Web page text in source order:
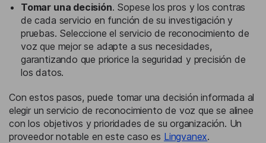
Tomar una decisión. Sopese los pros y los contras
de cada servicio en función de su investigación y
pruebas. Seleccione el servicio de reconocimiento de
voz que mejor se adapte a sus necesidades,
garantizando que priorice la seguridad y precisión de
los datos.
Con estos pasos, puede tomar una decisión informada al
elegir un servicio de reconocimiento de voz que se alinee
con los objetivos y prioridades de su organización. Un
proveedor notable en este caso es Lingvanex.